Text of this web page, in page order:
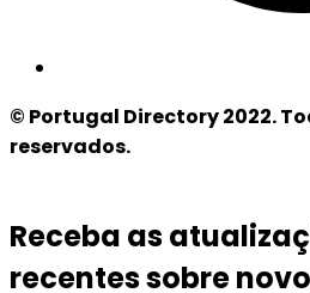
© Portugal Directory 2022.
reservados.
Receba as
recentes sobre